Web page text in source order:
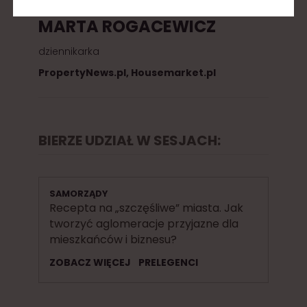
MARTA ROGACEWICZ
dziennikarka
PropertyNews.pl, Housemarket.pl
BIERZE UDZIAŁ W SESJACH:
SAMORZĄDY
Recepta na „szczęśliwe” miasta. Jak
tworzyć aglomeracje przyjazne dla
mieszkańców i biznesu?
ZOBACZ WIĘCEJ PRELEGENCI